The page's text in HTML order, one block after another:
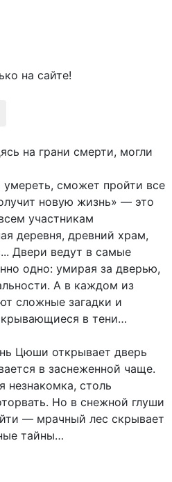
на сайте!
на грани смерти, могли
сможет пройти все
новую жизнь» — это
участникам
деревня, древний храм,
Двери ведут в самые
одно: умирая за дверью,
А в каждом из
сложные загадки и
в тени…
Цюши открывает дверь
в заснеженной чаще.
незнакомка, столь
Но в снежной глуши
— мрачный лес скрывает
тайны…